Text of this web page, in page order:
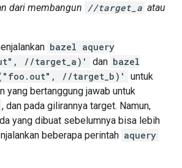
dari membangun //target_a atau
bazel aquery
//target_a)'
dan bazel
//target_b)'
untuk
yang bertanggung jawab untuk
, dan pada gilirannya target. Namun,
yang dibuat sebelumnya bisa lebih
beberapa perintah aquery